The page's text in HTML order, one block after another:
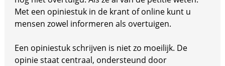
Met een opiniestuk in de krant of online kunt u
mensen zowel informeren als overtuigen.
Een opiniestuk schrijven is niet zo moeilijk. De
opinie staat centraal, ondersteund door